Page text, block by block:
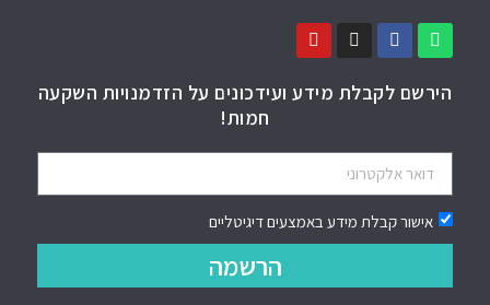
הירשם לקבלת מידע ועידכונים על הזדמנויות השקעה
חמות!
אישור קבלת מידע באמצעים דיגיטליים
הרשמה